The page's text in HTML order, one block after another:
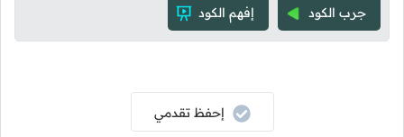
جرب الكود إفهم الكود
إحفظ تقدمي